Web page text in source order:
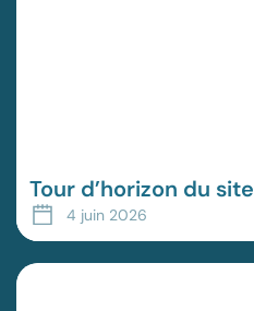
Tour d’horizon du
4 juin 2026